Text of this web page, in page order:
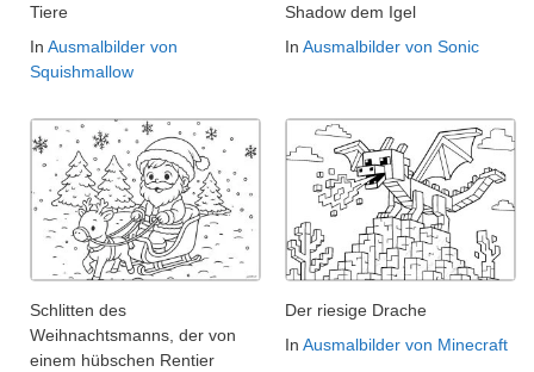
Tiere
In Ausmalbilder von
Squishmallow
Shadow dem Igel
In Ausmalbilder von Sonic
Schlitten des
Weihnachtsmanns, der von
einem hübschen Rentier
Der riesige Drache
In Ausmalbilder von Minecraft